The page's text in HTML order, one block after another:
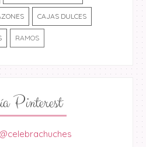
CAJAS DULCES
RAMOS
Pinterest